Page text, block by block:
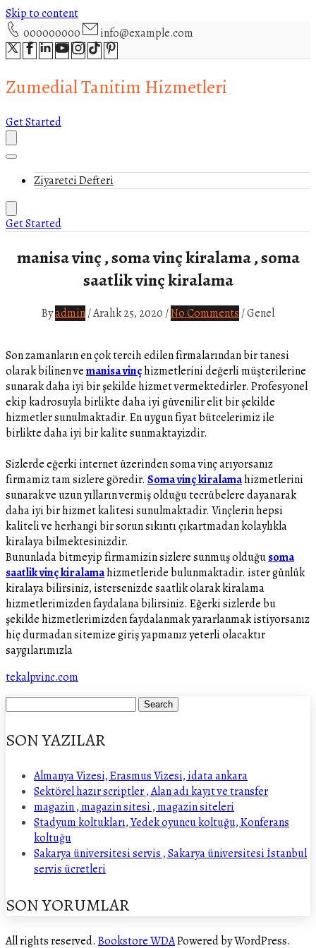
Skip to content
000000000
info@example.com
Zumedial Tanitim Hizmetleri
Get Started
Ziyaretci Defteri
Get Started
manisa vinç , soma vinç kiralama , soma
saatlik vinç kiralama
Byadmin/Aralık 25, 2020 /No Comments /Genel
Son zamanların en çok tercih edilen firmalarından bir tanesi
olarak bilinen vemanisa vinçhizmetlerini değerli müşterilerine
sunarak daha iyi bir şekilde hizmet vermektedirler. Profesyonel
ekip kadrosuyla birlikte daha iyi güvenilir elit bir şekilde
hizmetler sunulmaktadir. En uygun fiyat bütcelerimiz ile
birlikte daha iyi bir kalite sunmaktayizdir.
Sizlerde eğerki internet üzerinden soma vinç arıyorsanız
firmamiz tam sizlere göredir. Soma vinç kiralamahizmetlerini
sunarak ve uzun yılların vermiş olduğu tecrübelere dayanarak
daha iyi bir hizmet kalitesi sunulmaktadir. Vinçlerin hepsi
kaliteli ve herhangi bir sorun sıkıntı çıkartmadan kolaylıkla
kiralaya bilmektesinizdir.
Bununlada bitmeyip firmamizin sizlere sunmuş olduğusoma
saatlik vinç kiralamahizmetleride bulunmaktadir. ister günlük
kiralaya bilirsiniz, istersenizde saatlik olarak kiralama
hizmetlerimizden faydalana bilirsiniz. Eğerki sizlerde bu
şekilde hizmetlerimizden faydalanmak yararlanmak istiyorsanız
hiç durmadan sitemize giriş yapmanız yeterli olacaktır
saygılarımızla
tekalpvinc.com
SON YAZILAR
Almanya Vizesi, Erasmus Vizesi, idata ankara
Sektörel hazır scriptler , Alan adı kayıt ve transfer
magazin , magazin sitesi , magazin siteleri
Stadyum koltukları, Yedek oyuncu koltuğu, Konferans
koltuğu
Sakarya üniversitesi servis , Sakarya üniversitesi İstanbul
servis ücretleri
SON YORUMLAR
All rights reserved. Bookstore WDAPowered by WordPress.